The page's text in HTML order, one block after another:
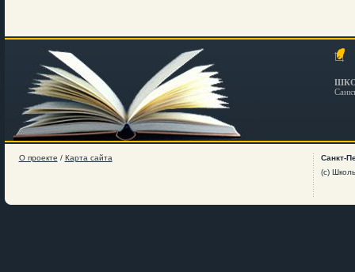
О проекте / Карта сайта
Санкт-
(c)